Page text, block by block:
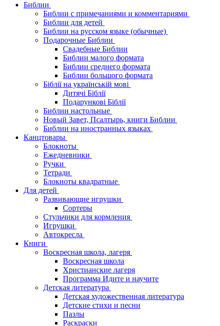
Библии
Библии с примечаниями и комментариями
Библии для детей
Библии на русском языке (обычные)
Подарочные Библии
Свадебные Библии
Библии малого формата
Библии среднего формата
Библии большого формата
Біблії на українській мові
Дитячі Біблії
Подарункові Біблії
Библии настольные
Новый Завет, Псалтырь, книги Библии
Библии на иностранных языках
Канцтовары
Блокноты
Ежедневники
Ручки
Тетради
Блокноты квадратные
Для детей
Развивающие игрушки
Сортеры
Стульчики для кормления
Игрушки
Автокресла
Книги
Воскресная школа, лагеря
Воскресная школа
Христианские лагеря
Программа Идите и научите
Детская литература
Детская художественная литература
Детские стихи и песни
Пазлы
Раскраски